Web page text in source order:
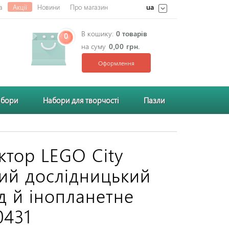
Акції Новини Про магазин ua
0 В кошику: 0 товарів
на суму 0,00 грн.
Оформлення
Набори для творчості Пазли
LEGO City
дослідницький
й інопланетне